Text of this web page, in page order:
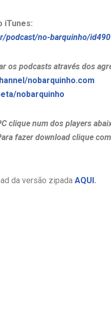
iTunes:
podcast/no-barquinho/
os podcasts através dos
nobarquinho.com
nobarquinho
clique num dos players
fazer download clique
da versão zipada AQUI .